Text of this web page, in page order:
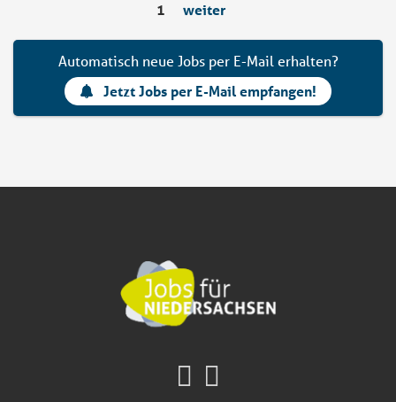
1 weiter
Automatisch neue Jobs per E-Mail erhalten?
Jetzt Jobs per E-Mail empfangen!